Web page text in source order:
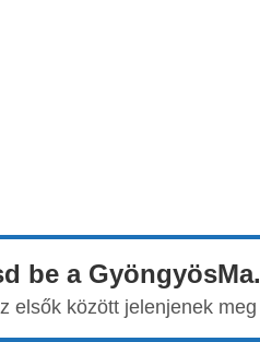
be a
elsők között jelenjenek